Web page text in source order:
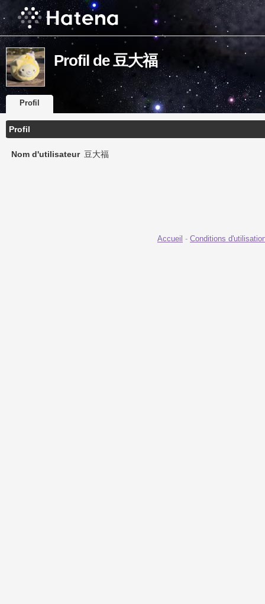
Profil de 豆大福
Profil
Profil
Nom d'utilisateur 豆大福
Accueil - Conditions